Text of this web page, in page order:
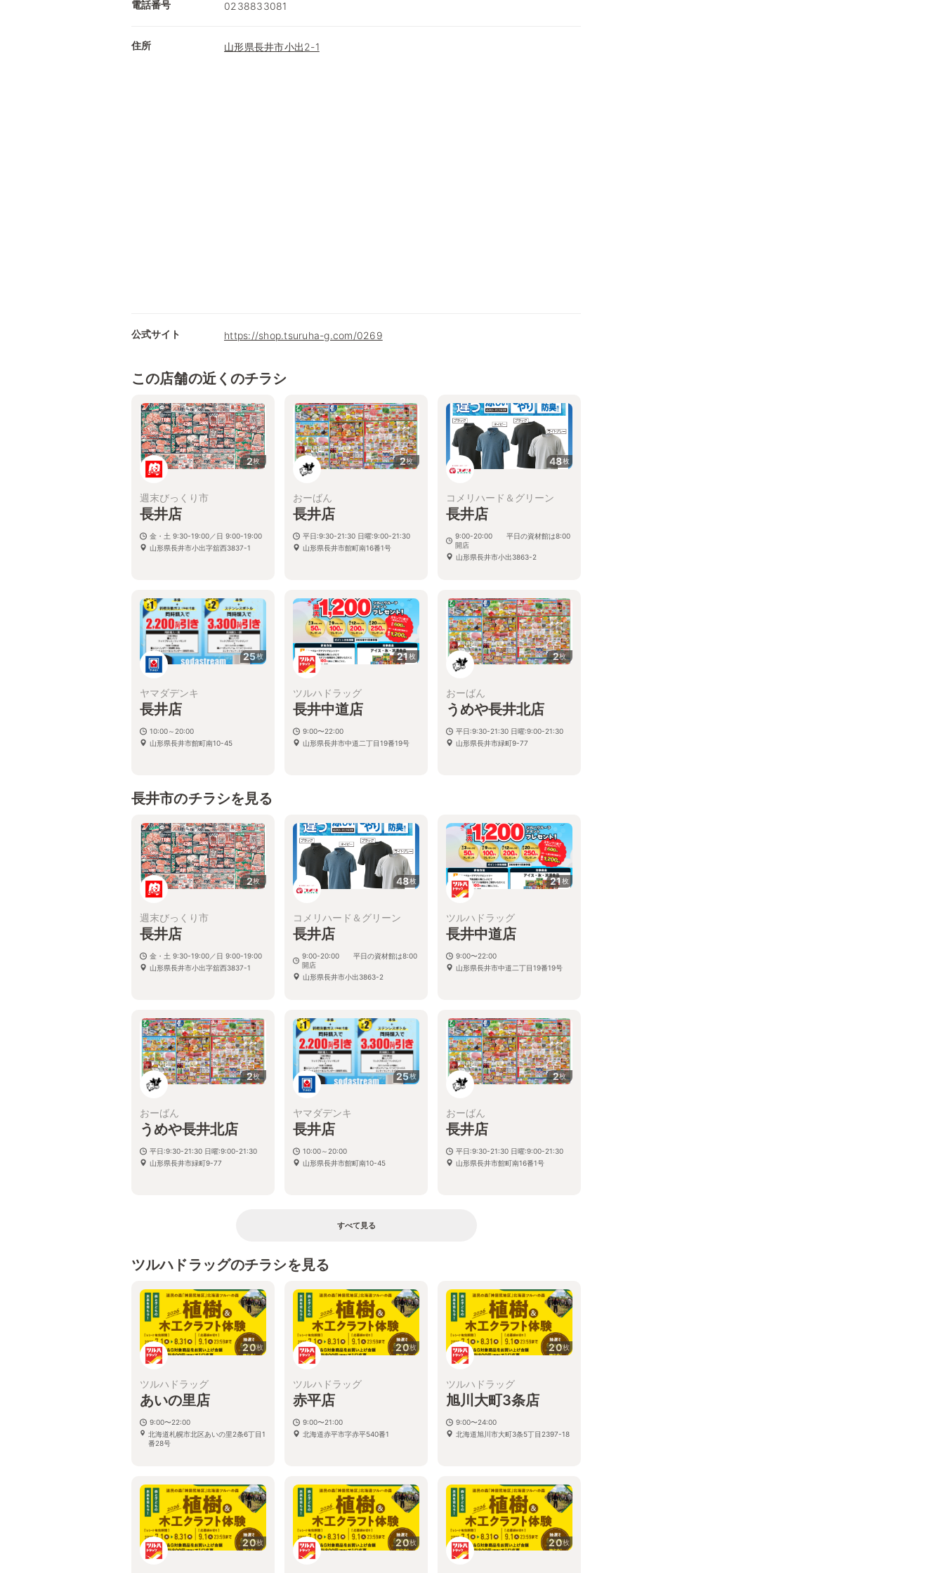
電話番号 0238833081
住所 山形県長井市小出2-1
公式サイト https://shop.tsuruha-g.com/0269
この店舗の近くのチラシ
2枚
週末びっくり市
長井店
金・土 9:30-19:00／日 9:00-19:00
山形県長井市小出字舘西3837-1
2枚
おーばん
長井店
平日:9:30-21:30 日曜:9:00-21:30
山形県長井市館町南16番1号
48枚
コメリハード＆グリーン
長井店
9:00-20:00 平日の資材館は8:00
開店
山形県長井市小出3863-2
25枚
ヤマダデンキ
長井店
10:00～20:00
山形県長井市館町南10-45
21枚
ツルハドラッグ
長井中道店
9:00〜22:00
山形県長井市中道二丁目19番19号
2枚
おーばん
うめや長井北店
平日:9:30-21:30 日曜:9:00-21:30
山形県長井市緑町9-77
長井市のチラシを見る
2枚
週末びっくり市
長井店
金・土 9:30-19:00／日 9:00-19:00
山形県長井市小出字舘西3837-1
48枚
コメリハード＆グリーン
長井店
9:00-20:00 平日の資材館は8:00
開店
山形県長井市小出3863-2
21枚
ツルハドラッグ
長井中道店
9:00〜22:00
山形県長井市中道二丁目19番19号
2枚
おーばん
うめや長井北店
平日:9:30-21:30 日曜:9:00-21:30
山形県長井市緑町9-77
25枚
ヤマダデンキ
長井店
10:00～20:00
山形県長井市館町南10-45
2枚
おーばん
長井店
平日:9:30-21:30 日曜:9:00-21:30
山形県長井市館町南16番1号
すべて見る
ツルハドラッグのチラシを見る
20枚
ツルハドラッグ
あいの里店
9:00〜22:00
北海道札幌市北区あいの里2条6丁目1
番28号
20枚
ツルハドラッグ
赤平店
9:00〜21:00
北海道赤平市字赤平540番1
20枚
ツルハドラッグ
旭川大町3条店
9:00〜24:00
北海道旭川市大町3条5丁目2397-18
20枚 20枚 20枚